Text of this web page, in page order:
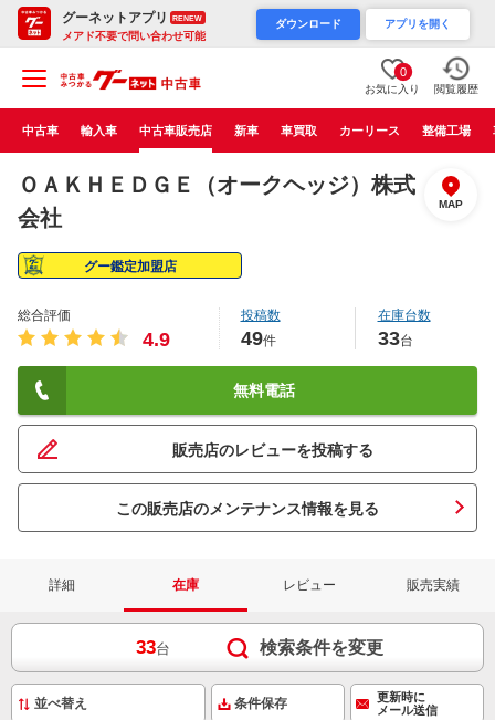
グーネットアプリ RENEW
メアド不要で問い合わせ可能
ダウンロード アプリを開く
0
お気に入り 閲覧履歴
中古車 輸入車 中古車販売店 新車 車買取 カーリース 整備工場
ＯＡＫＨＥＤＧＥ（オークヘッジ）株式
会社
MAP
グー鑑定加盟店
総合評価
4.9
投稿数
49件
在庫台数
33台
無料電話
販売店のレビューを投稿する
この販売店のメンテナンス情報を見る
詳細 在庫 レビュー 販売実績
33台 検索条件を変更
条件保存
更新時に
メール送信